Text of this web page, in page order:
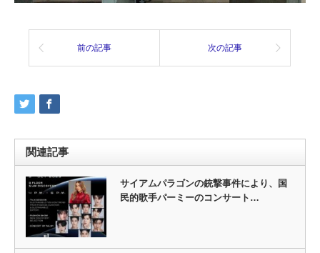
前の記事 次の記事
関連記事
サイアムパラゴンの銃撃事件により、国
民的歌手パーミーのコンサート…